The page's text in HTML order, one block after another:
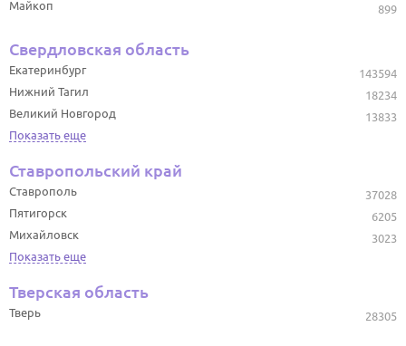
899
Майкоп
Свердловская область
143594
Екатеринбург
18234
Нижний Тагил
13833
Великий Новгород
Показать еще
Ставропольский край
37028
Ставрополь
6205
Пятигорск
3023
Михайловск
Показать еще
Тверская область
28305
Тверь